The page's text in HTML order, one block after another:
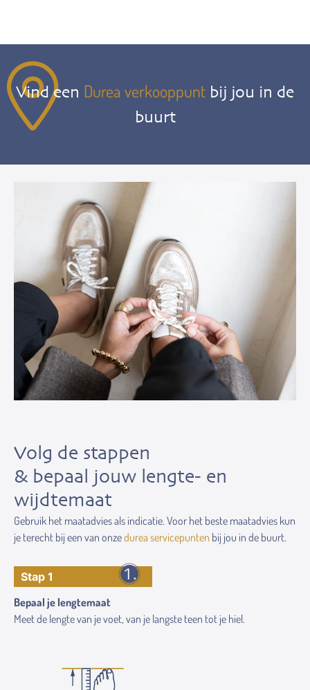
Vind een Durea verkooppunt bij jou in de
buurt
Volg de stappen
& bepaal jouw lengte- en
wijdtemaat
Gebruik het maatadvies als indicatie. Voor het beste maatadvies kun
je terecht bij een van onzedurea servicepunten bij jou in de buurt.
Stap 1
Bepaal je lengtemaat
Meet de lengte van je voet, van je langste teen tot je hiel.